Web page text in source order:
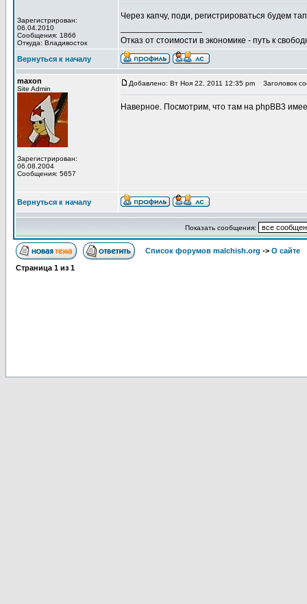
Зарегистрирован:
06.04.2010
Сообщения: 1866
Откуда: Владивосток
Через капчу, поди, регистрироваться будем
Отказ от стоимости в экономике - путь к
Вернуться к началу
maxon
Site Admin
Зарегистрирован:
06.08.2004
Сообщения: 5657
Добавлено: Вт Ноя 22, 2011 12:35 pm Заголовок
Наверное. Посмотрим, что там на phpBB3
Вернуться к началу
Показать сообщения:
Список форумов malchish.org -> О сайте
Страница 1 из 1